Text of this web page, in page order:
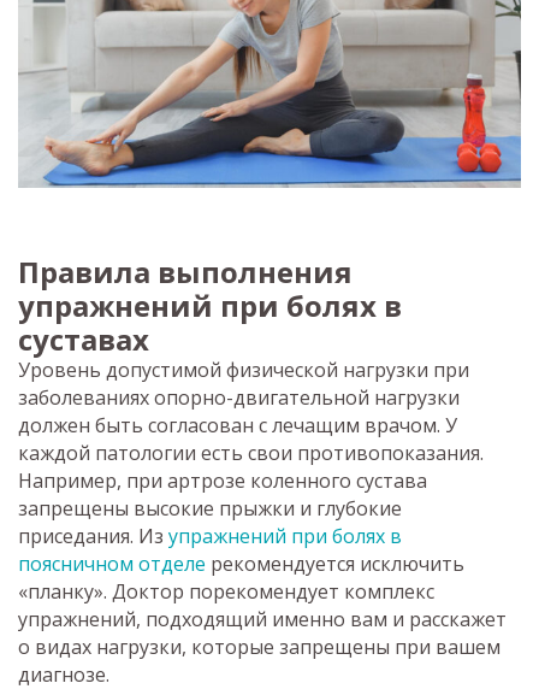
Правила выполнения
упражнений при болях в
суставах
Уровень допустимой физической нагрузки при
заболеваниях опорно-двигательной нагрузки
должен быть согласован с лечащим врачом. У
каждой патологии есть свои противопоказания.
Например, при артрозе коленного сустава
запрещены высокие прыжки и глубокие
приседания. Из упражнений при болях в
поясничном отделе рекомендуется исключить
«планку». Доктор порекомендует комплекс
упражнений, подходящий именно вам и расскажет
о видах нагрузки, которые запрещены при вашем
диагнозе.